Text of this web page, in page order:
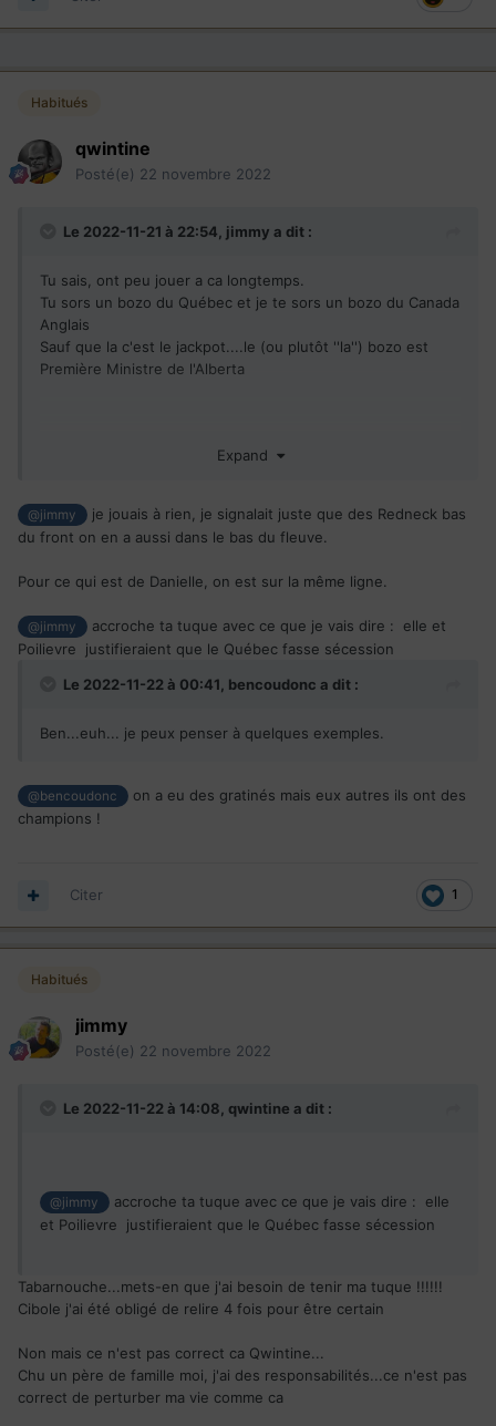
Habitués
qwintine
Posté(e) 22 novembre 2022
Le 2022-11-21 à 22:54, jimmy a dit :
Tu sais, ont peu jouer a ca longtemps.
Tu sors un bozo du Québec et je te sors un bozo du Canada
Anglais
Sauf que la c'est le jackpot....le (ou plutôt ''la'') bozo est
Première Ministre de l'Alberta
La PM de
l’Alberta est une
complotiste
grand buffet des théories du
nouvelle première ministre de
l’Alberta, fréquente assidûment
ce buffet
La PM de l’Alberta est une complotiste | La Presse
Expand
@jimmy
je jouais à rien, je signalait juste que des Redneck bas
du front on en a aussi dans le bas du fleuve.
Pour ce qui est de Danielle, on est sur la même ligne.
@jimmy
accroche ta tuque avec ce que je vais dire : elle et
Poilievre justifieraient que le Québec fasse sécession
Le 2022-11-22 à 00:41, bencoudonc a dit :
Ben...euh... je peux penser à quelques exemples.
@bencoudonc
on a eu des gratinés mais eux autres ils ont des
champions !
1
Citer
Habitués
jimmy
Posté(e) 22 novembre 2022
Le 2022-11-22 à 14:08, qwintine a dit :
@jimmy
accroche ta tuque avec ce que je vais dire : elle
et Poilievre justifieraient que le Québec fasse sécession
Tabarnouche...mets-en que j'ai besoin de tenir ma tuque !!!!!!
Cibole j'ai été obligé de relire 4 fois pour être certain
Non mais ce n'est pas correct ca Qwintine...
Chu un père de famille moi, j'ai des responsabilités...ce n'est pas
correct de perturber ma vie comme ca